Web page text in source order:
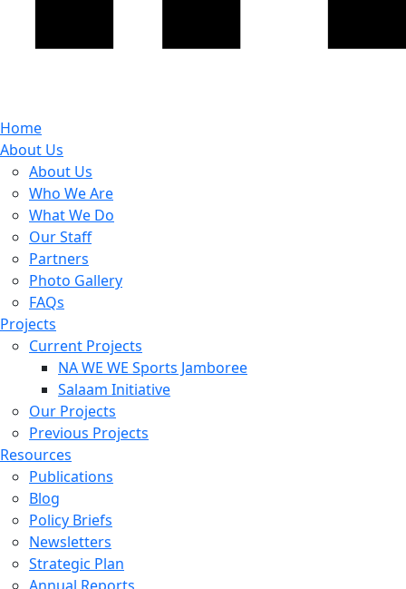
Home
About Us
About Us
Who We Are
What We Do
Our Staff
Partners
Photo Gallery
FAQs
Projects
Current Projects
NA WE WE Sports Jamboree
Salaam Initiative
Our Projects
Previous Projects
Resources
Publications
Blog
Policy Briefs
Newsletters
Strategic Plan